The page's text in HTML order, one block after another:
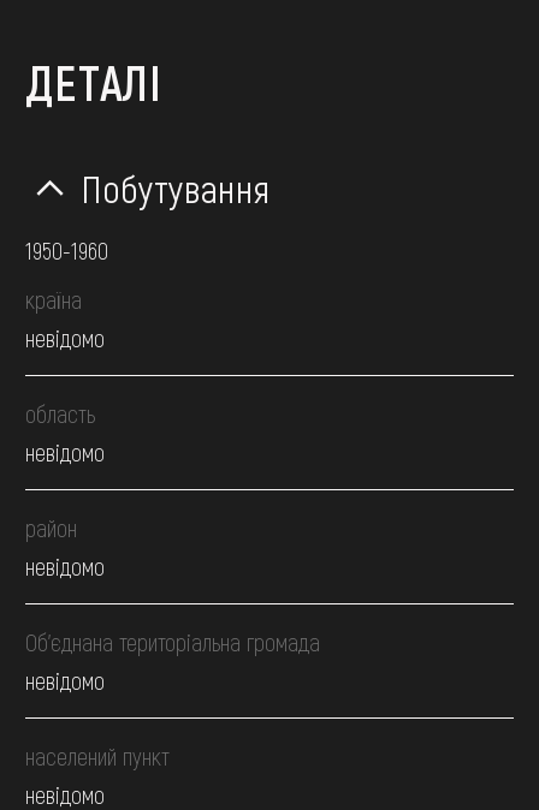
ДЕТАЛІ
Побутування
1950-1960
країна
невідомо
область
невідомо
район
невідомо
Об’єднана територіальна громада
невідомо
населений пункт
невідомо